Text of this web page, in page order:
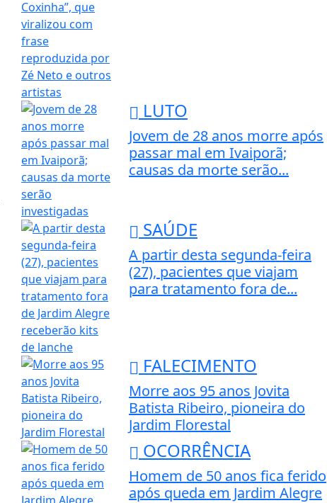
LUTO
Jovem de 28 anos morre após
passar mal em Ivaiporã;
causas da morte serão...
SAÚDE
A partir desta segunda-feira
(27), pacientes que viajam
para tratamento fora de...
FALECIMENTO
Morre aos 95 anos Jovita
Batista Ribeiro, pioneira do
Jardim Florestal
OCORRÊNCIA
Homem de 50 anos fica ferido
após queda em Jardim Alegre